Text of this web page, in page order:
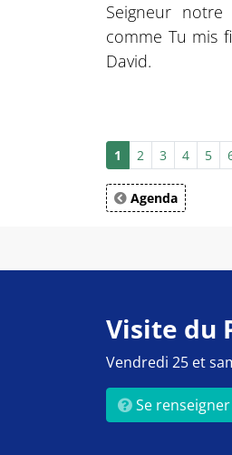
Seigneur
comme Tu mis
David.
1 2 3 4 5
Agenda
Visite du
Vendredi 25 et
Se renseigner